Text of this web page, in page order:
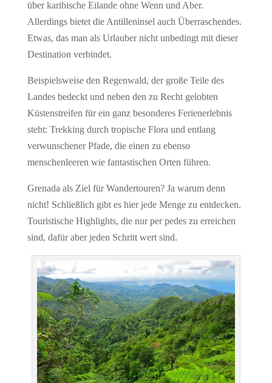
über karibische Eilande ohne Wenn und Aber.
Allerdings bietet die Antilleninsel auch Überraschendes.
Etwas, das man als Urlauber nicht unbedingt mit dieser
Destination verbindet.
Beispielsweise den Regenwald, der große Teile des
Landes bedeckt und neben den zu Recht gelobten
Küstenstreifen für ein ganz besonderes Ferienerlebnis
steht: Trekking durch tropische Flora und entlang
verwunschener Pfade, die einen zu ebenso
menschenleeren wie fantastischen Orten führen.
Grenada als Ziel für Wandertouren? Ja warum denn
nicht! Schließlich gibt es hier jede Menge zu entdecken.
Touristische Highlights, die nur per pedes zu erreichen
sind, dafür aber jeden Schritt wert sind.